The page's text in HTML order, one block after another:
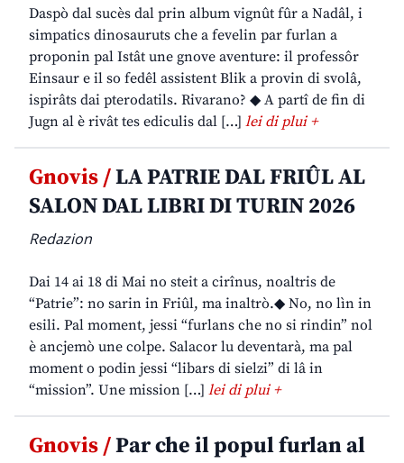
Daspò dal sucès dal prin album vignût fûr a Nadâl, i
simpatics dinosauruts che a fevelin par furlan a
proponin pal Istât une gnove aventure: il professôr
Einsaur e il so fedêl assistent Blik a provin di svolâ,
ispirâts dai pterodatils. Rivarano? ◆ A partî de fin di
Jugn al è rivât tes ediculis dal […] lei di plui +
Gnovis /LA PATRIE DAL FRIÛL AL
SALON DAL LIBRI DI TURIN 2026
Redazion
Dai 14 ai 18 di Mai no steit a cirînus, noaltris de
“Patrie”: no sarin in Friûl, ma inaltrò.◆ No, no lìn in
esili. Pal moment, jessi “furlans che no si rindin” nol
è ancjemò une colpe. Salacor lu deventarà, ma pal
moment o podin jessi “libars di sielzi” di lâ in
“mission”. Une mission […] lei di plui +
Gnovis /Par che il popul furlan al